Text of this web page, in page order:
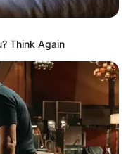
Think Again